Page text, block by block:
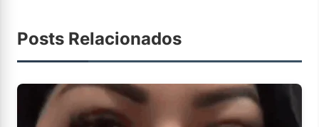
Posts Relacionados